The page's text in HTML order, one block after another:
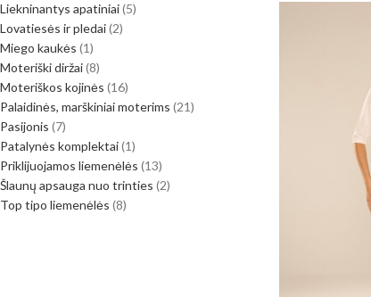
Liekninantys apatiniai 5
Lovatiesės ir pledai 2
Miego kaukės 1
Moteriški diržai 8
Moteriškos kojinės 16
Palaidinės, marškiniai moterims 21
Pasijonis 7
Patalynės komplektai 1
Priklijuojamos liemenėlės 13
Šlaunų apsauga nuo trinties 2
Top tipo liemenėlės 8